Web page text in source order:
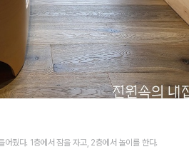
어줬다. 1층에서 잠을 자고, 2층에서 놀이를 한다.